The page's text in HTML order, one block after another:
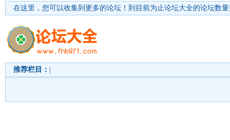
在这里，您可以收集到更多的论坛！ 到目前为止论坛大全的论坛数
推荐栏目：